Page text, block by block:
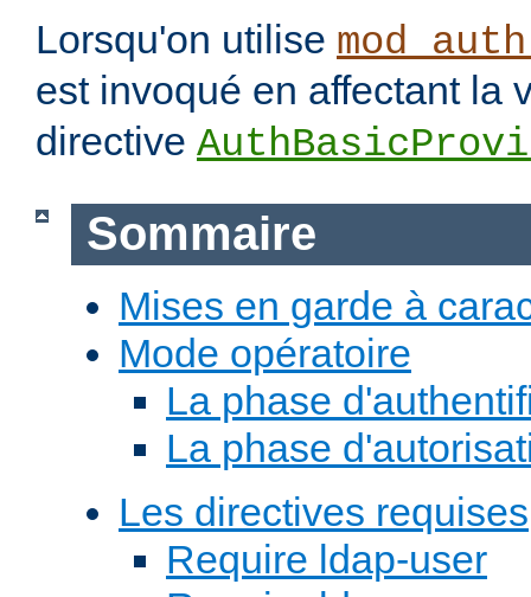
Lorsqu'on utilise
est invoqué en affectant la
directive
Sommaire
Mises en garde à
Mode opératoire
La phase
La phase
Les directives requises
Require ldap-user